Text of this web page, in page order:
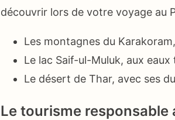
découvrir lors de votre voyage au
Les montagnes du
Le lac Saif-ul-Muluk, aux
Le désert de Thar, avec ses
Le tourisme responsable